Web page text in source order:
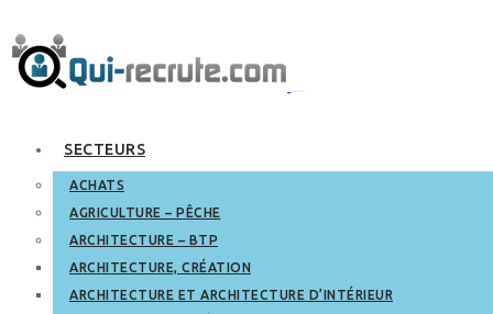
SECTEURS
ACHATS
AGRICULTURE – PÊCHE
ARCHITECTURE – BTP
ARCHITECTURE, CRÉATION
ARCHITECTURE ET ARCHITECTURE D’INTÉRIEUR